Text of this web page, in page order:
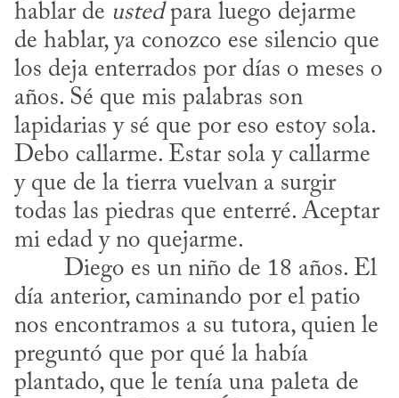
hablar de usted para luego dejarme
de hablar, ya conozco ese silencio que
los deja enterrados por días o meses o
años. Sé que mis palabras son
lapidarias y sé que por eso estoy sola.
Debo callarme. Estar sola y callarme
y que de la tierra vuelvan a surgir
todas las piedras que enterré. Aceptar
mi edad y no quejarme.
día anterior, caminando por el patio
nos encontramos a su tutora, quien le
preguntó que por qué la había
plantado, que le tenía una paleta de